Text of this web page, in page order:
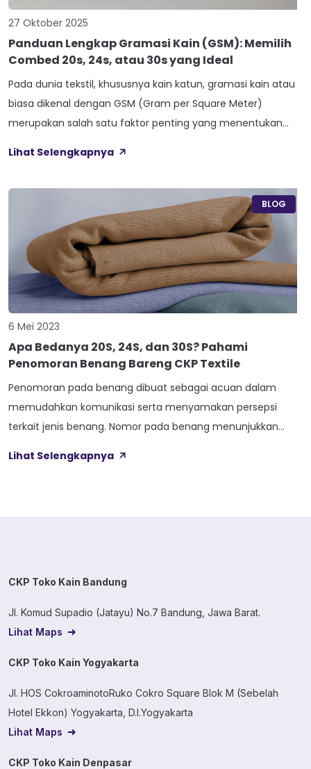
27 Oktober 2025
Panduan Lengkap Gramasi Kain (GSM): Memilih
Combed 20s, 24s, atau 30s yang Ideal
Pada dunia tekstil, khususnya kain katun, gramasi kain atau
biasa dikenal dengan GSM (Gram per Square Meter)
merupakan salah satu faktor penting yang menentukan
parameter GSM yang banyak diperbincangkan dan
combed 30s. Grosir kain dengan standar ini sering kali dipilih
Lihat Selengkapnya
BLOG
6 Mei 2023
Apa Bedanya 20S, 24S, dan 30S? Pahami
Penomoran Benang Bareng CKP Textile
Penomoran pada benang dibuat sebagai acuan dalam
memudahkan komunikasi serta menyamakan persepsi
terkait jenis benang. Nomor pada benang menunjukkan
penomoran sendiri terbagi menjadi dua, Tidak Langsung dan
Lihat Selengkapnya
CKP Toko Kain Bandung
Jl. Komud Supadio (Jatayu) No.7 Bandung, Jawa Barat.
Lihat Maps
CKP Toko Kain Yogyakarta
Jl. HOS CokroaminotoRuko Cokro Square Blok M (Sebelah
Hotel Ekkon) Yogyakarta, D.I.Yogyakarta
Lihat Maps
CKP Toko Kain Denpasar